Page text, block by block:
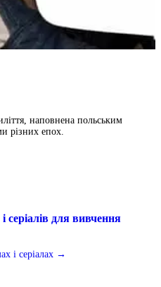
наповнена польським
різних епох.
серіалів для вивчення
і серіалах →